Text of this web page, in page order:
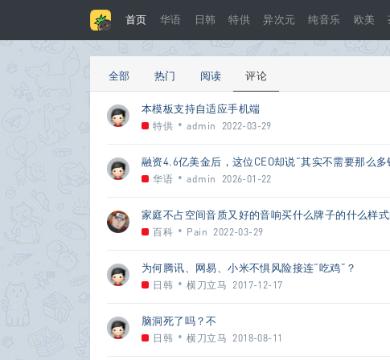
首页 华语 日韩 特供 异次元 纯音乐 欧美
全部 热门 阅读 评论
本模板支持自适应手机端
特供 • admin 2022-03-29
融资4.6亿美金后，这位CEO却说“其实不需要那么多
华语 • admin 2026-01-22
家庭不占空间音质又好的音响买什么牌子的什么样
百科 • Pain 2022-03-29
为何腾讯、网易、小米不惧风险接连“吃鸡”？
日韩 • 横刀立马 2017-12-17
脑洞死了吗？不
日韩 • 横刀立马 2018-08-11